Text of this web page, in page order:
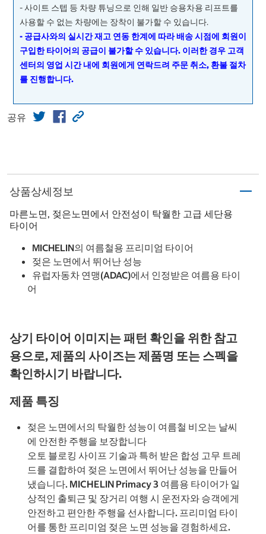
- 사이트 스텝 등 차량 튜닝으로 인해 일반 승용차용 리프트를
사용할 수 없는 차량에는 장착이 불가할 수 있습니다.
- 공급사와의 실시간 재고 연동 한계에 따라 배송 시점에 회원이
구입한 타이어의 공급이 불가할 수 있습니다. 이러한 경우 고객
센터의 영업 시간 내에 회원에게 연락드려 주문 취소, 환불 절차
를 진행합니다.
공유
상품상세정보
마른노면, 젖은노면에서 안전성이 탁월한 고급 세단용
타이어
MICHELIN의 여름철용 프리미엄 타이어
젖은 노면에서 뛰어난 성능
유럽자동차 연맹(ADAC)에서 인정받은 여름용 타이
어
상기 타이어 이미지는 패턴 확인을 위한 참고
용으로, 제품의 사이즈는 제품명 또는 스펙을
확인하시기 바랍니다.
제품 특징
젖은 노면에서의 탁월한 성능이 여름철 비오는 날씨
에 안전한 주행을 보장합니다
오토 블로킹 사이프 기술과 특허 받은 합성 고무 트레
드를 결합하여 젖은 노면에서 뛰어난 성능을 만들어
냈습니다. MICHELIN Primacy 3 여름용 타이어가 일
상적인 출퇴근 및 장거리 여행 시 운전자와 승객에게
안전하고 편안한 주행을 선사합니다. 프리미엄 타이
어를 통한 프리미엄 젖은 노면 성능을 경험하세요.